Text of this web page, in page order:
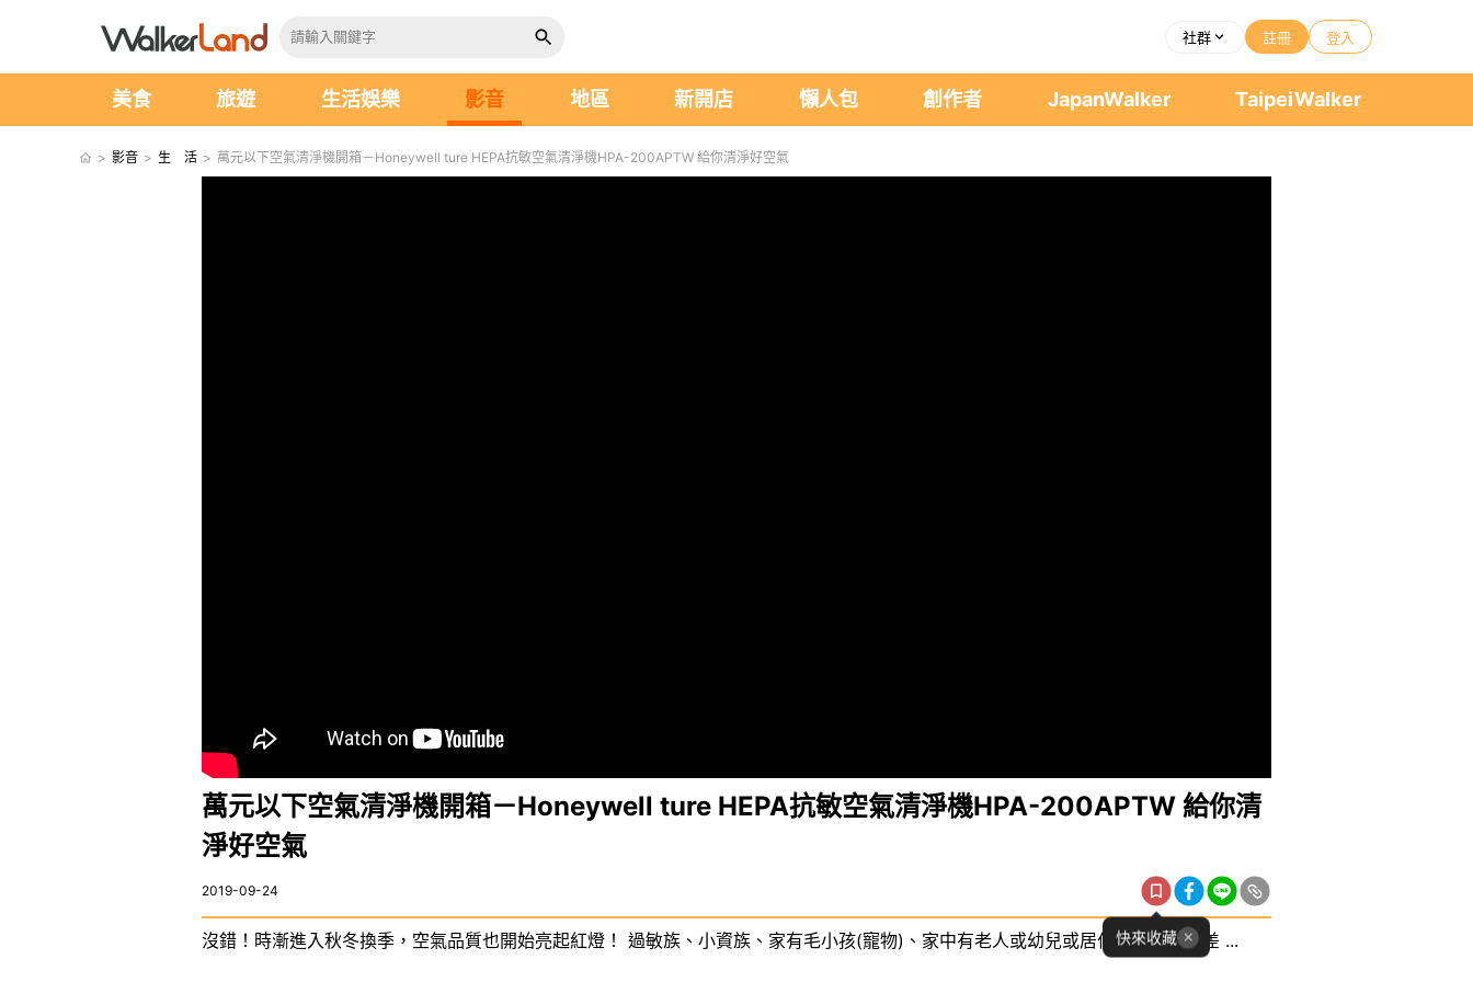
社群 註冊 登入
美食 旅遊 生活娛樂 影音 地區 新開店 懶人包 創作者 JapanWalker TaipeiWalker
> 影音 > 生 活 > 萬元以下空氣清淨機開箱－Honeywell ture HEPA抗敏空氣清淨機HPA-200APTW 給你清淨好空氣
萬元以下空氣清淨機開箱－Honeywell ture HEPA抗敏空氣清淨機HPA-200APTW 給你清
淨好空氣
2019-09-24
快來收藏
沒錯！時漸進入秋冬換季，空氣品質也開始亮起紅燈！ 過敏族、小資族、家有毛小孩(寵物)、家中有老人或幼兒或居住環境空品較差 ...